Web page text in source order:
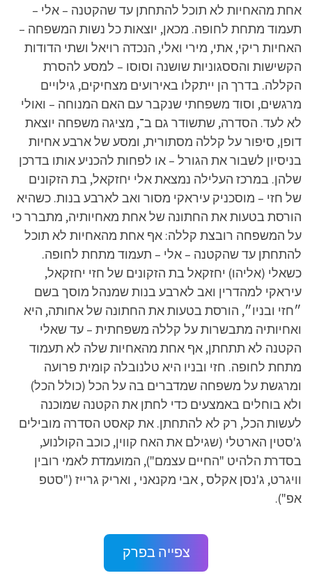
אחת מהאחיות לא תוכל להתחתן עד שהקטנה – אלי –
תעמוד מתחת לחופה. מכאן, יוצאות כל נשות המשפחה –
האחיות ריקי, אתי, מירי ואלי, הנכדה רויאל ושתי הדודות
הקשישות והססגוניות שושנה וסוסו – למסע להסרת
הקללה. בדרך הן ייתקלו באירועים מצחיקים, גילויים
מרגשים, וסוד משפחתי שנקבר עם האם המנוחה – ואולי
לא לעד. הסדרה, שתשודר גם ב־, מציגה משפחה יוצאת
דופן, סיפור על קללה מסתורית, ומסע של ארבע אחיות
בניסיון לשבור את הגורל – או לפחות להכניע אותו בדרכן
שלהן. במרכז העלילה נמצאת אלי יחזקאל, בת הזקונים
של חזי – מוסכניק עיראקי מסור ואב לארבע בנות. כשהיא
הורסת בטעות את החתונה של אחת מאחיותיה, מתברר כי
על המשפחה רובצת קללה: אף אחת מהאחיות לא תוכל
להתחתן עד שהקטנה – אלי – תעמוד מתחת לחופה.
כשאלי (אליהו) יחזקאל בת הזקונים של חזי יחזקאל,
עיראקי למהדרין ואב לארבע בנות שמנהל מוסך בשם
״חזי ובניו״, הורסת בטעות את החתונה של אחותה, היא
ואחיותיה מתבשרות על קללה משפחתית – עד שאלי
הקטנה לא תתחתן, אף אחת מהאחיות שלה לא תעמוד
מתחת לחופה. חזי ובניו היא טלנובלה קומית פרועה
ומרגשת על משפחה שמדברים בה על הכל (כולל הכל)
ולא בוחלים באמצעים כדי לחתן את הקטנה שמוכנה
לעשות הכל, רק לא להתחתן. את קאסט הסדרה מובילים
ג'סטין הארטלי (שגילם את האח קווין, כוכב הקולנוע,
בסדרת הלהיט "החיים עצמם"), המועמדת לאמי רובין
וויגרט, ג'נסן אקלס , אבי מקנאני , ואריק גרייז ("סטפ
אפ").
צפייה בפרק